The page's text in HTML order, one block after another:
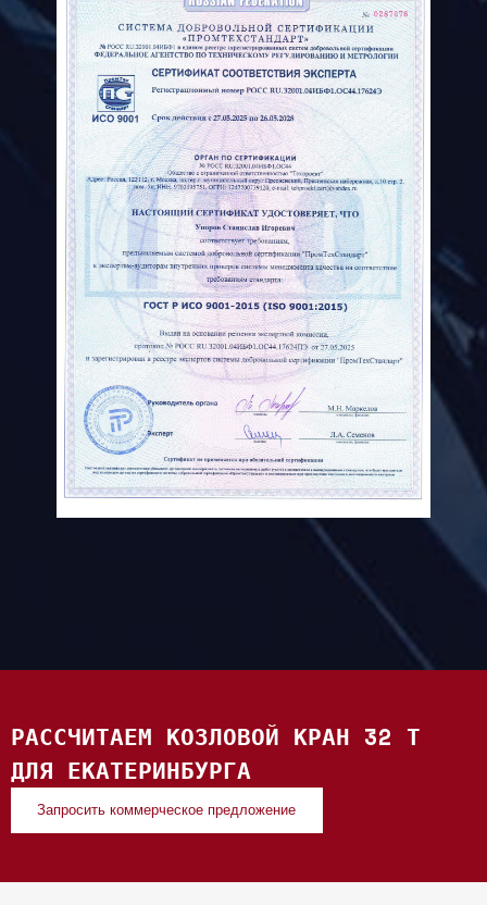
РАССЧИТАЕМ КОЗЛОВОЙ КРАН 32 Т
ДЛЯ ЕКАТЕРИНБУРГА
Запросить коммерческое предложение